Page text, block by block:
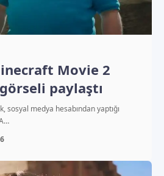
Movie 2
paylaştı
sosyal medya hesabından yaptığı